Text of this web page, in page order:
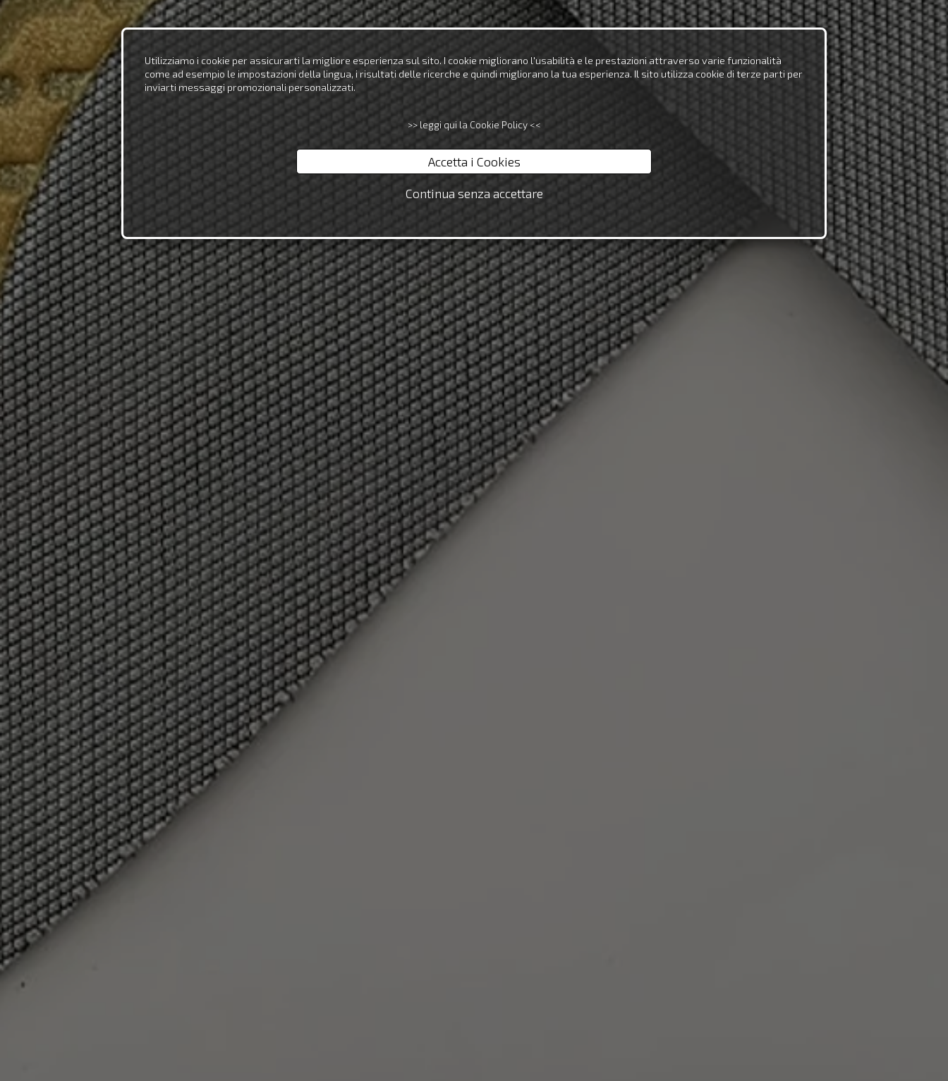
Utilizziamo i cookie per assicurarti la migliore esperienza sul sito. I cookie migliorano l'usabilità e le prestazioni attraverso varie funzionalità
come ad esempio le impostazioni della lingua, i risultati delle ricerche e quindi migliorano la tua esperienza. Il sito utilizza cookie di terze parti per
inviarti messaggi promozionali personalizzati.
>> leggi qui la Cookie Policy <<
Accetta i Cookies
Continua senza accettare